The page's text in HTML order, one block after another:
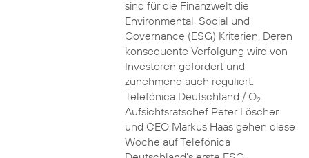
sind für die Finanzwelt die
Environmental, Social und
Governance (ESG) Kriterien. Deren
konsequente Verfolgung wird von
Investoren gefordert und
zunehmend auch reguliert.
Telefónica Deutschland / O2
Aufsichtsratschef Peter Löscher
und CEO Markus Haas gehen diese
Woche auf Telefónica